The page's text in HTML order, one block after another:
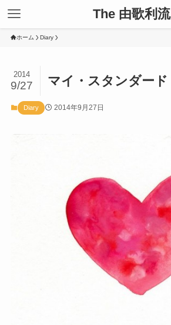
The 由歌利流
ホーム Diary
マイ・スタンダード
2014
9/27
Diary 2014年9月27日